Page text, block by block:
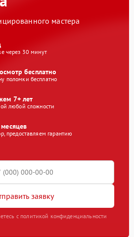
мастера
через 30 минут
бесплатно
поломки бесплатно
7+ лет
любой сложности
предоставляем гарантию
заявку
с политикой конфиденциальности